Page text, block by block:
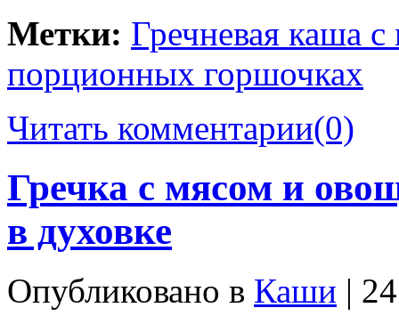
Метки: Гречневая каша
порционных горшочках
Читать комментарии(0)
Гречка с мясом и
в духовке
Опубликовано в Каши |